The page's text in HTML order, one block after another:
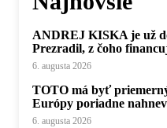
ANDREJ KISKA je už
Prezradil, z čoho
6. augusta 2026
TOTO má byť
Európy poriadne
6. augusta 2026